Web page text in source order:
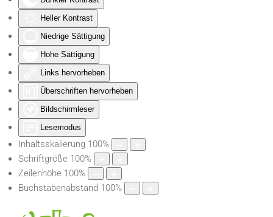
Heller Kontrast
Niedrige Sättigung
Hohe Sättigung
Links hervorheben
Überschriften hervorheben
Bildschirmleser
Lesemodus
Inhaltsskalierung 100%
Schriftgröße 100%
Zeilenhöhe 100%
Buchstabenabstand 100%